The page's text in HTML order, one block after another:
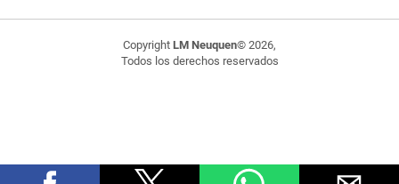
Copyright LM Neuquen© 2026,
Todos los derechos reservados